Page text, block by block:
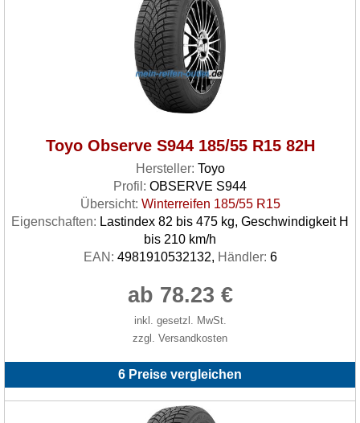
Toyo Observe S944 185/55 R15 82H
Hersteller: Toyo
Profil: OBSERVE S944
Übersicht: Winterreifen 185/55 R15
Eigenschaften: Lastindex 82 bis 475 kg, Geschwindigkeit H
bis 210 km/h
EAN: 4981910532132, Händler: 6
ab 78.23 €
inkl. gesetzl. MwSt.
zzgl. Versandkosten
6 Preise vergleichen